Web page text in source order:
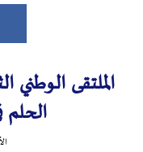
الملتقى
الحلم